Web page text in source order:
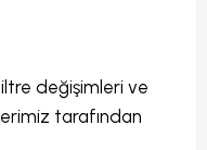
değişimleri ve
tarafından